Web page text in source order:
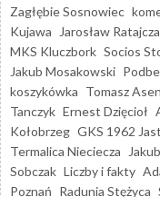
Zagłębie Sosnowiec
Kujawa
Jarosław
MKS Kluczbork Socios
Jakub Mosakowski
koszykówka Tomasz
Tanczyk Ernest Dzięcioł
Kołobrzeg GKS 1962
Termalica Nieciecza
Sobczak Liczby i fakty
Poznań Radunia Stężyca